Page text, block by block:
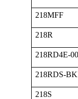
218MFF
218R
218RD4E-
218RDS-
218S